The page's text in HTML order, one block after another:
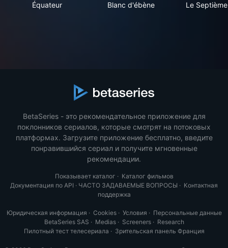
Équateur Blanc d'ébène Le
BetaSeries - это рекомендательное приложение для
поклонников сериалов, которые смотрят на потоковых
платформах. Загрузите приложение бесплатно, введите
понравившийся сериал и получите мгновенные
рекомендации.
Показывает каталог · Каталог фильмов
Документация по API · ЧАСТО ЗАДАВАЕМЫЕ ВОПРОСЫ · Контактная
поддержка
Юридическая информация · Cookies· Условия · Персональные данные
BetaSeries SAS · Medias· Screeners· Research
Пилотный тест телесериала · Зрительская панель Франция